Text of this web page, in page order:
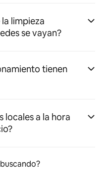
limpieza
se vayan?
tienen
locales a la hora